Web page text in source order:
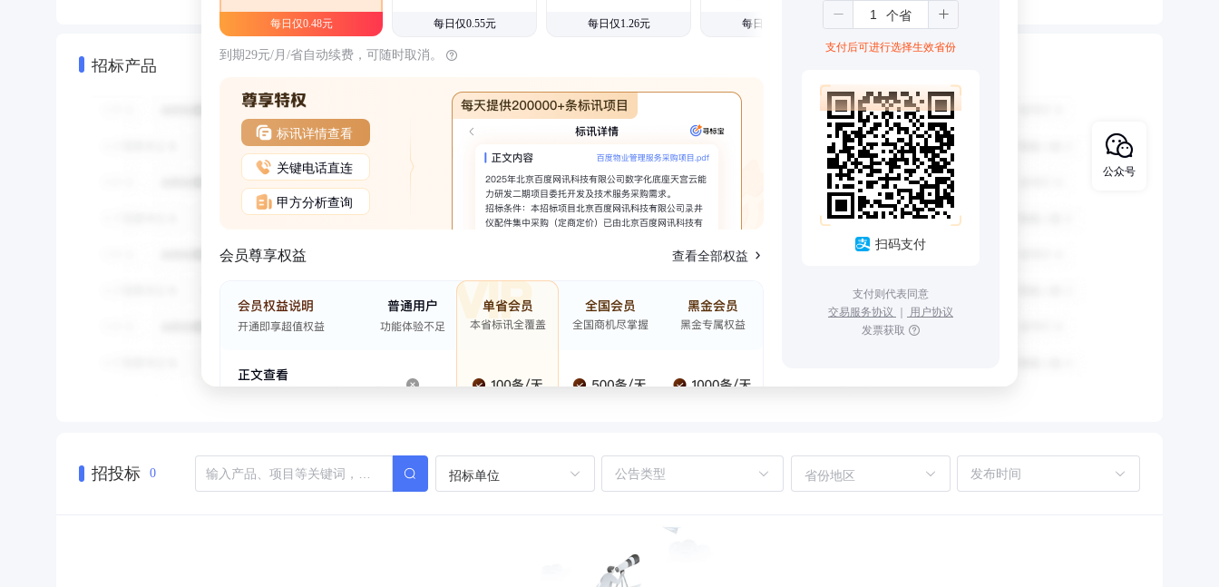
招标产品
每日仅0.48元 每日仅0.55元 每日仅1.26元 每日仅1.08元
到期29元/月/省自动续费，可随时取消。
标讯详情查看
关键电话直连
甲方分析查询
会员尊享权益 查看全部权益
支付后可进行选择生效省份
扫码支付
支付则代表同意
交易服务协议 ｜ 用户协议
发票获取
招投标 0 招标单位 省份地区
公众号